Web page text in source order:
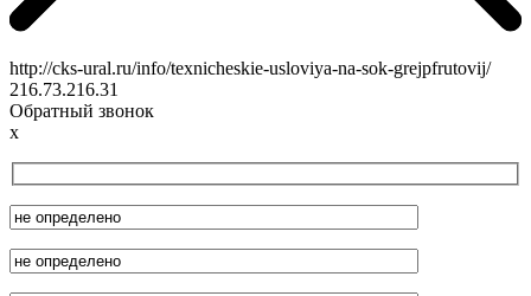
http://cks-ural.ru/info/texnicheskie-usloviya-na-sok-grejpfrutovij/
216.73.216.31
Обратный звонок
x